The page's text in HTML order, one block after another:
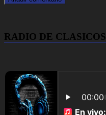
RADIO DE CLASICOS